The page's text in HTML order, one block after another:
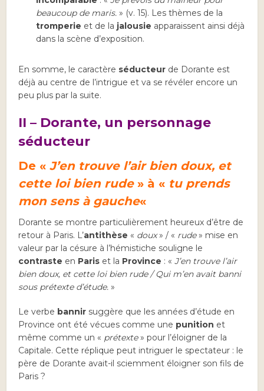
beaucoup de maris. » (v. 15). Les thèmes de la
tromperie et de la jalousie apparaissent ainsi déjà
dans la scène d’exposition.
En somme, le caractère séducteur de Dorante est
déjà au centre de l’intrigue et va se révéler encore un
peu plus par la suite.
II – Dorante, un personnage
séducteur
De «J’en trouve l’air bien doux, et
cette loi bien rude» à « tu prends
mon sens à gauche«
Dorante se montre particulièrement heureux d’être de
retour à Paris. L’antithèse « doux» / « rude» mise en
valeur par la césure à l’hémistiche souligne le
contraste en Paris et la Province : «J’en trouve l’air
bien doux, et cette loi bien rude / Qui m’en avait banni
sous prétexte d’étude.»
Le verbe bannir suggère que les années d’étude en
Province ont été vécues comme une punition et
même comme un « prétexte» pour l’éloigner de la
Capitale. Cette réplique peut intriguer le spectateur : le
père de Dorante avait-il sciemment éloigner son fils de
Paris ?